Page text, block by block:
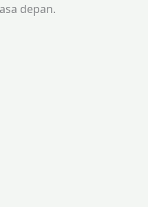
depan.